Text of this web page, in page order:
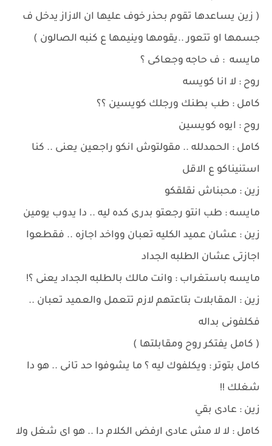
( زين يساعدها تقوم بحذر خوف عليها ان الازاز يدخل ف
جسمها او تتعور ..يقومها وينيمها ع كنبه الصالون )
مايسه : ف حاجه وجعاكى ؟
روح : لا انا كويسه
كامل : طب بطنك ورجلك كويسين ؟؟
روح : ايوه كويسين
كامل : الحمدلله .. مقولتوش انكو راجعين يعنى .. كنا
استنيناكو ع الاقل
زين : محبناش نقلقكو
مايسه : طب انتو رجعتو بدرى كده ليه .. دا يدوب يومين
زين : عشان عميد الكليه تعبان وواخد اجازه .. فقطعوا
اجازتى عشان الطلبه الجداد
مايسه باستغراب : وانت مالك بالطلبه الجداد يعنى ؟!
زين : المقابلات بتاعتهم لازم تتعمل والعميد تعبان ..
فكلفونى بداله
( كامل يفتكر روح ومقابلتها )
كامل بتوتر : ويكلفوك ليه ؟ ما يشوفوا حد تانى .. هو دا
شغلك !!
زين : عادى بقي
كامل : لا لا مش عادى ارفض الكلام دا .. هو اى شغل ولا